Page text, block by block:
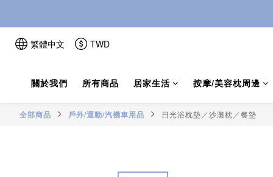
繁體中文 TWD
關於我們 所有商品 居家生活 按摩/美容枕周邊
全部商品 戶外/運動/汽機車用品 日光浴枕墊／沙灘枕／餐墊